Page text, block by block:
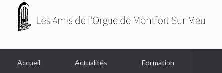
Accueil Actualités Formation